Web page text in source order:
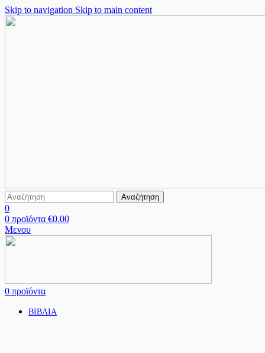
Skip to navigation Skip to main content
Αναζήτηση
0
0 προϊόντα €0.00
Μενου
0 προϊόντα
ΒΙΒΛΙΑ